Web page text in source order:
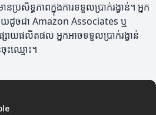
ប្រសិទ្ធភាពក្នុងការទទួលប្រាក់រង្វាន់។ អ្នក
យដូចជា Amazon Associates ឬ
សាយផលិតផល អ្នកអាចទទួលប្រាក់រង្វាន់
ះឈ្មោះ។